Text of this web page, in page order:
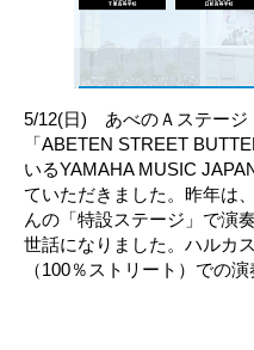
5/12(日) あべのＡステージ
「ABETEN STREET
いるYAMAHA MUSIC
ていただきました。昨年は
んの「特設ステージ」で演
世話になりました。ハルカ
（100％ストリート）での